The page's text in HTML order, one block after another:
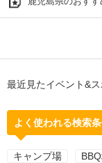
最近見たイベント&
よく使われる検索
キャンプ場